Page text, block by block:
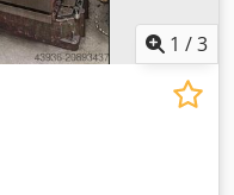
1 /3